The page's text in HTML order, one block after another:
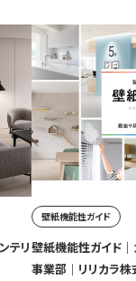
テリ
壁紙機能性ガイド
壁紙機能性ガイド｜
事業部｜リリカラ株